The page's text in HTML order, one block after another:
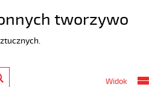
tworzywo
Widok